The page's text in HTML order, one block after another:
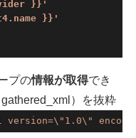
}}'
}}'
プの情報が取得でき
）を抜粋
version=\"1.0\"